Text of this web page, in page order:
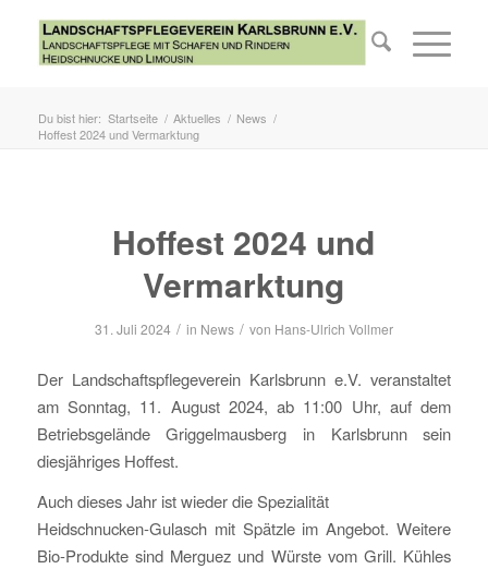
Du bist hier: Startseite / Aktuelles / News /
Hoffest 2024 und Vermarktung
Hoffest 2024 und
Vermarktung
31. Juli 2024 / in News / von Hans-Ulrich Vollmer
Der Landschaftspflegeverein Karlsbrunn e.V. veranstaltet
am Sonntag, 11. August 2024, ab 11:00 Uhr, auf dem
Betriebsgelände Griggelmausberg in Karlsbrunn sein
diesjähriges Hoffest.
Auch dieses Jahr ist wieder die Spezialität
Heidschnucken-Gulasch mit Spätzle im Angebot. Weitere
Bio-Produkte sind Merguez und Würste vom Grill. Kühles